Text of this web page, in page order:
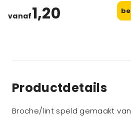
vanaf1,20
Productdetails
Broche/lint speld gemaakt